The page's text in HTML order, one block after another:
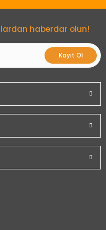
haberdar olun!
Kayıt Ol